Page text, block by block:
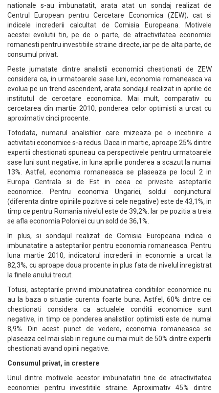
nationale s-au imbunatatit, arata atat un sondaj realizat de
Centrul European pentru Cercetare Economica (ZEW), cat si
indicele increderii calcultat de Comisia Europeana. Motivele
acestei evolutii tin, pe de o parte, de atractivitatea economiei
romanesti pentru investitiile straine directe, iar pe de alta parte, de
consumul privat.
Peste jumatate dintre analistii economici chestionati de ZEW
considera ca, in urmatoarele sase luni, economia romaneasca va
evolua pe un trend ascendent, arata sondajul realizat in aprilie de
institutul de cercetare economica. Mai mult, comparativ cu
cercetarea din martie 2010, ponderea celor optimisti a urcat cu
aproximativ cinci procente.
Totodata, numarul analistilor care mizeaza pe o incetinire a
activitatii economice s-a redus. Daca in martie, aproape 25% dintre
expertii chestionati spuneau ca perspectivele pentru urmatoarele
sase luni sunt negative, in luna aprilie ponderea a scazut la numai
13%. Astfel, economia romaneasca se plaseaza pe locul 2 in
Europa Centrala si de Est in ceea ce priveste asteptarile
economice. Pentru economia Ungariei, soldul conjunctural
(diferenta dintre opiniile pozitive si cele negative) este de 43,1%, in
timp ce pentru Romania nivelul este de 39,2%. Iar pe pozitia a treia
se afla economia Poloniei cu un sold de 36,1%.
In plus, si sondajul realizat de Comisia Europeana indica o
imbunatatire a asteptarilor pentru economia romaneasca. Pentru
luna martie 2010, indicatorul increderii in economie a urcat la
82,3%, cu aproape doua procente in plus fata de nivelul inregistrat
la finele anului trecut.
Totusi, asteptarile privind imbunatatirea conditiilor economice nu
au la baza o situatie curenta foarte buna. Astfel, 60% dintre cei
chestionati considera ca actualele conditii economice sunt
negative, in timp ce ponderea analistilor optimisti este de numai
8,9%. Din acest punct de vedere, economia romaneasca se
plaseaza cel mai slab in regiune cu mai mult de 50% dintre expertii
chestionati avand opinii negative.
Consumul privat, in crestere
Unul dintre motivele acestor imbunatatiri tine de atractivitatea
economiei pentru investitiile straine. Aproximativ 45% dintre